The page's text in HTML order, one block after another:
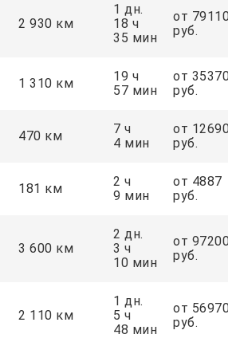
2 930 км
1 дн.
18 ч
35 мин
от 79110
руб.
1 310 км
19 ч
57 мин
от 35370
руб.
470 км
7 ч
4 мин
от 12690
руб.
181 км
2 ч
9 мин
от 4887
руб.
3 600 км
2 дн.
3 ч
10 мин
от 97200
руб.
2 110 км
1 дн.
5 ч
48 мин
от 56970
руб.